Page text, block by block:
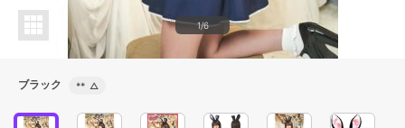
1/6
ブラック ** △